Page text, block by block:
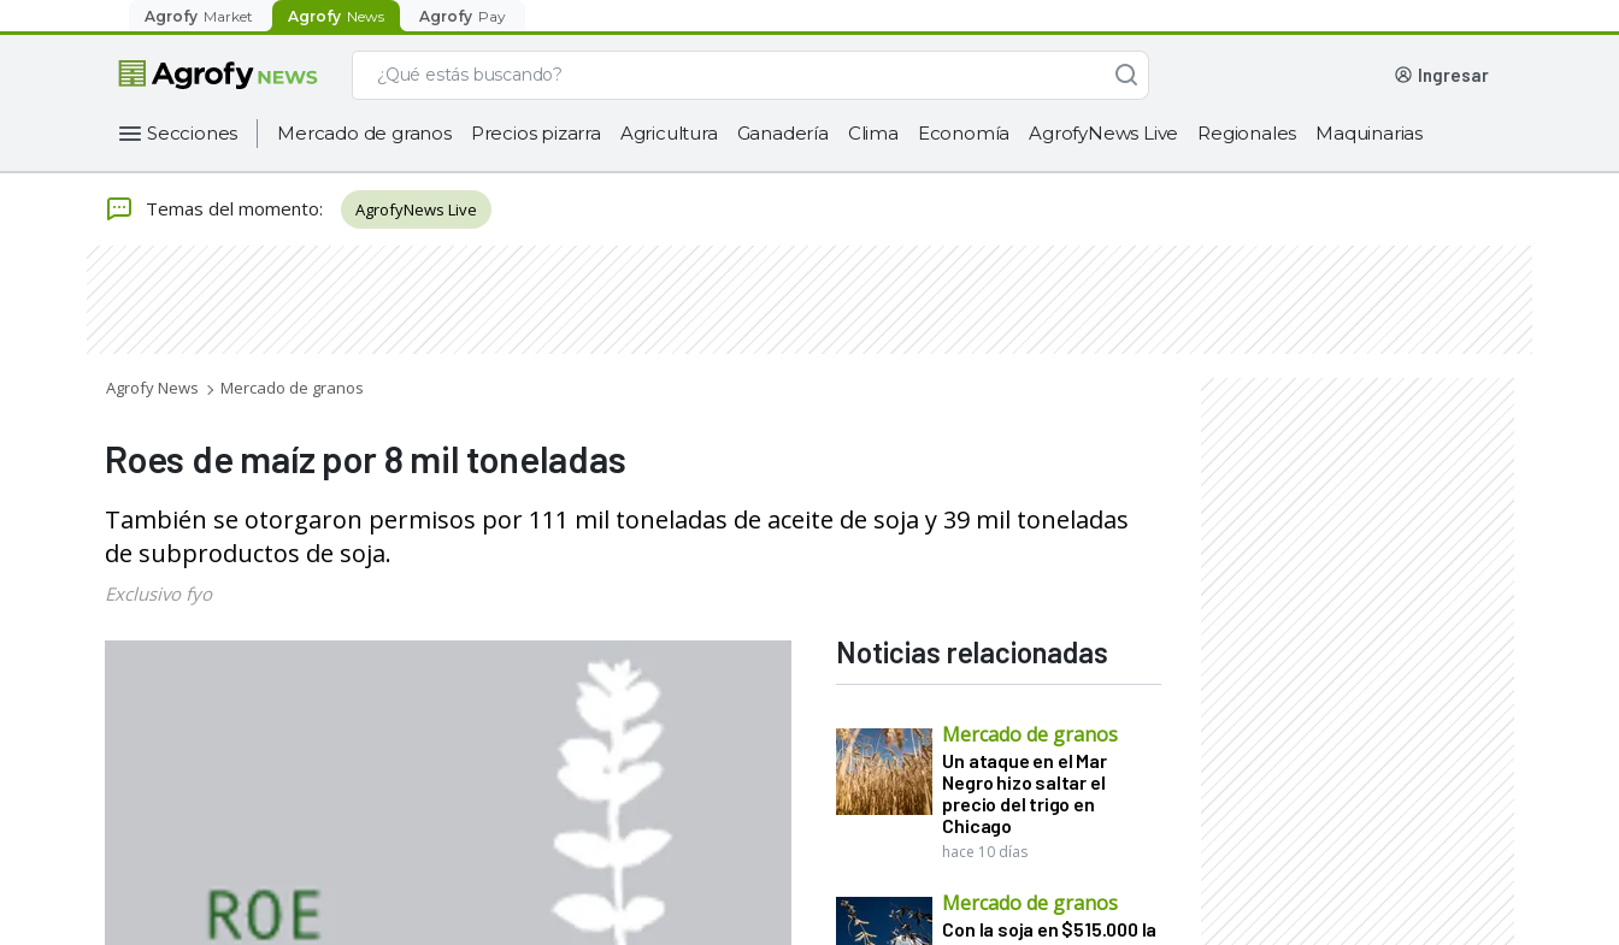
Agrofy Market Agrofy News Agrofy Pay
ingresar
Secciones Mercado de granos Precios pizarra Agricultura Ganadería Clima Economía AgrofyNews Live Regionales Maquinarias
Temas del momento: AgrofyNews Live
Agrofy News Mercado de granos
Roes de maíz por 8 mil toneladas
También se otorgaron permisos por 111 mil toneladas de aceite de soja y 39 mil toneladas
de subproductos de soja.
Exclusivo fyo
Noticias relacionadas
Mercado de granos
Un ataque en el Mar
Negro hizo saltar el
precio del trigo en
Chicago
hace 10 días
Mercado de granos
Con la soja en $515.000 la